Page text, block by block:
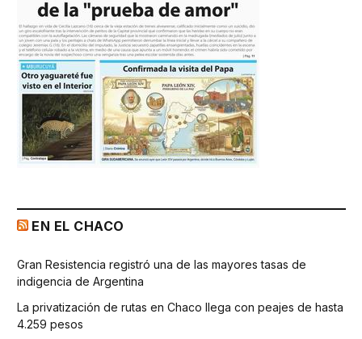
EN EL CHACO
Gran Resistencia registró una de las mayores tasas de
indigencia de Argentina
La privatización de rutas en Chaco llega con peajes de hasta
4.259 pesos